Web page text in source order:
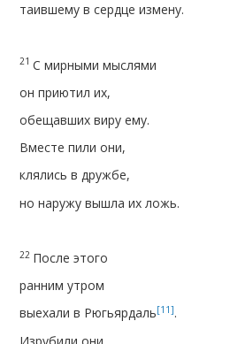
таившему в сердце измену.
21 С мирными мыслями
он приютил их,
обещавших виру ему.
Вместе пили они,
клялись в дружбе,
но наружу вышла их ложь.
22 После этого
ранним утром
выехали в Рюгьярдаль[11].
Изрубили они